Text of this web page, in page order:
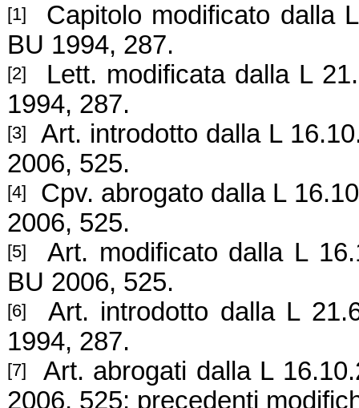
[1]
Capitolo modificato dalla
BU 1994, 287.
[2]
Lett. modificata dalla L
1994, 287.
[3]
Art. introdotto dalla L
2006, 525.
[4]
Cpv. abrogato dalla L
2006, 525.
[5]
Art. modificato dalla L
BU 2006, 525.
[6]
Art. introdotto dalla L
1994, 287.
[7]
Art. abrogati dalla L
2006, 525; precedenti